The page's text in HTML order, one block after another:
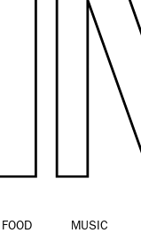
FOOD MUSIC